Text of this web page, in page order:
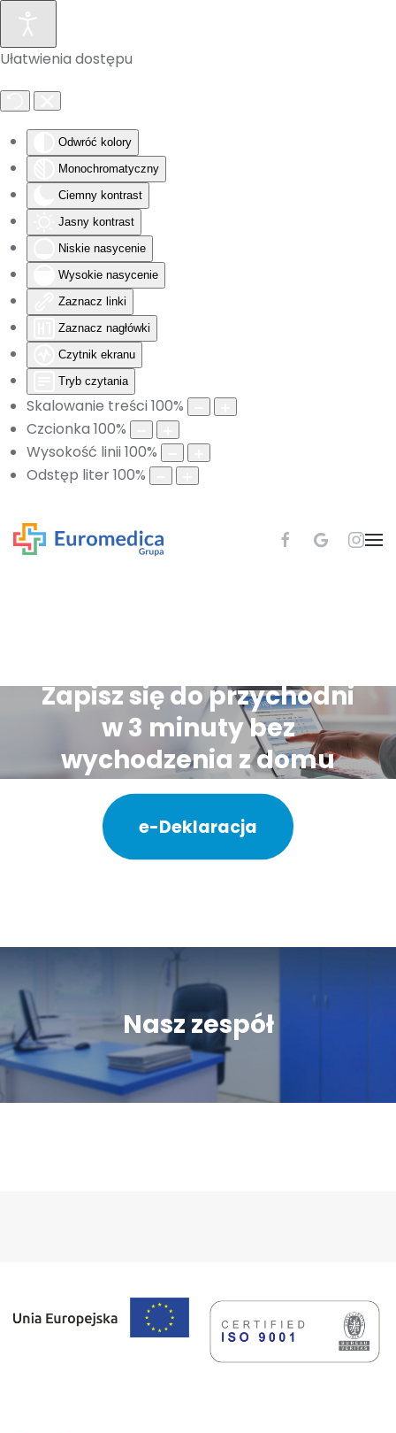
Ułatwienia dostępu
Odwróć kolory
Monochromatyczny
Ciemny kontrast
Jasny kontrast
Niskie nasycenie
Wysokie nasycenie
Zaznacz linki
Zaznacz nagłówki
Czytnik ekranu
Tryb czytania
Skalowanie treści 100%
Czcionka 100%
Wysokość linii 100%
Odstęp liter100%
Skip to main content
Zapisz się do przychodni
w 3 minuty bez
wychodzenia z domu
e-Deklaracja
Nasz zespół